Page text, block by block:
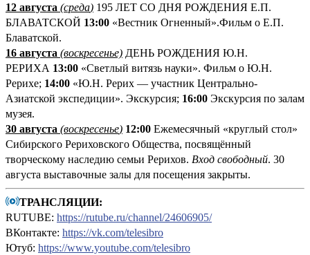
12 августа (среда) 195 ЛЕТ СО ДНЯ РОЖДЕНИЯ Е.П.
БЛАВАТСКОЙ 13:00 «Вестник Огненный».Фильм о Е.П.
Блаватской.
16 августа (воскресенье) ДЕНЬ РОЖДЕНИЯ Ю.Н.
РЕРИХА 13:00 «Светлый витязь науки». Фильм о Ю.Н.
Рерихе; 14:00 «Ю.Н. Рерих — участник Центрально-
Азиатской экспедиции». Экскурсия; 16:00 Экскурсия по залам
музея.
30 августа (воскресенье) 12:00 Ежемесячный «круглый стол»
Сибирского Рериховского Общества, посвящённый
творческому наследию семьи Рерихов. Вход свободный. 30
августа выставочные залы для посещения закрыты.
ТРАНСЛЯЦИИ:
RUTUBE: https://rutube.ru/channel/24606905/
ВКонтакте: https://vk.com/telesibro
Ютуб: https://www.youtube.com/telesibro